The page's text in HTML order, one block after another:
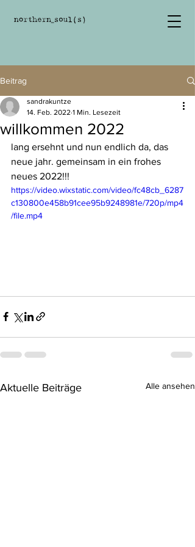
Beitrag
willkommen 2022
sandrakuntze
14. Feb. 2022 1 Min. Lesezeit
lang ersehnt und nun endlich da, das
neue jahr. gemeinsam in ein frohes
neues 2022!!!
https://video.wixstatic.com/video/fc48cb_6287
c130800e458b91cee95b9248981e/720p/mp4
/file.mp4
Aktuelle Beiträge Alle ansehen